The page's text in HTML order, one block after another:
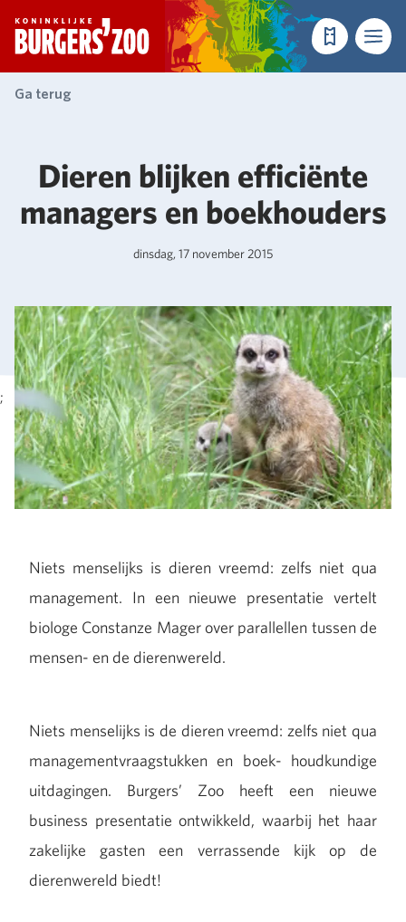
- Homepagina
TicketsMenu
Ga terug
;
Dieren blijken efficiënte
managers en boekhouders
dinsdag, 17 november 2015
Niets menselijks is dieren vreemd: zelfs niet qua
management. In een nieuwe presentatie vertelt
biologe Constanze Mager over parallellen tussen de
mensen- en de dierenwereld.
Niets menselijks is de dieren vreemd: zelfs niet qua
managementvraagstukken en boek- houdkundige
uitdagingen. Burgers’ Zoo heeft een nieuwe
business presentatie ontwikkeld, waarbij het haar
zakelijke gasten een verrassende kijk op de
dierenwereld biedt!